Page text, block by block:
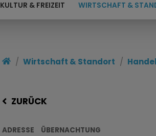
KULTUR & FREIZEIT WIRTSCHAFT &
Wirtschaft & Standort
ZURÜCK
ADRESSE ÜBERNACHTUNG